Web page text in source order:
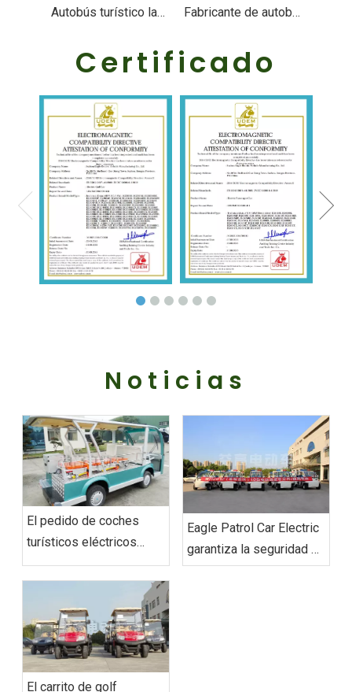
Autobús turístico lanzadera eléctrica OEM ODM de 14 asientos - EG615AK Fabricante de autobuses turísticos eléctricos de China | Autobuses lanzadera personalizados para parques temáticos y complejos turísticos - EG6118KA
Certificado
Noticias
El pedido de coches
turísticos eléctricos
personalizados‌ de
Vietnam se envió con
‌Eagle Patrol Car Electric
garantiza la seguridad en
la cumbre BRICS
El carrito de golf